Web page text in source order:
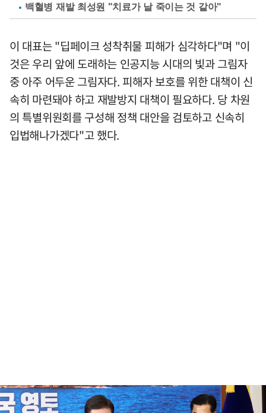
백혈병 재발 최성원 "치료가 날 죽이는 것 같아"
이 대표는 "딥페이크 성착취물 피해가 심각하다"며 "이
것은 우리 앞에 도래하는 인공지능 시대의 빛과 그림자
중 아주 어두운 그림자다. 피해자 보호를 위한 대책이 신
속히 마련돼야 하고 재발방지 대책이 필요하다. 당 차원
의 특별위원회를 구성해 정책 대안을 검토하고 신속히
입법해나가겠다"고 했다.